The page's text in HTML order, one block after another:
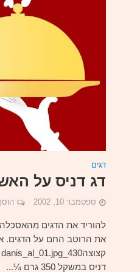
דגים
דג דניס על
ספטמבר 10, 2002
להוריד את הדגים
את הרוטב החם על הדגים.
דניס במשקל 350 גרם ¼...